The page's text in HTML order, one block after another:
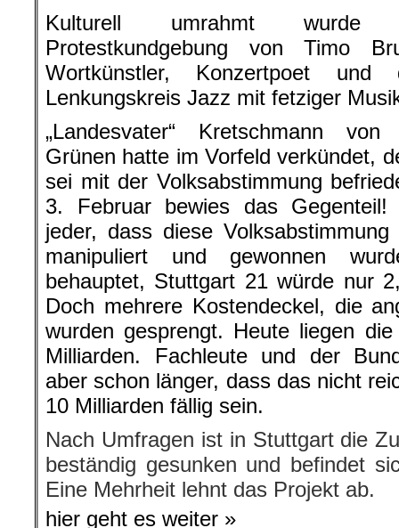
Kulturell umrahmt wurde
Protestkundgebung von Timo
Wortkünstler, Konzertpoet und
Lenkungskreis Jazz mit fetziger
„Landesvater“ Kretschmann von
Grünen hatte im Vorfeld verkündet,
sei mit der Volksabstimmung
3. Februar bewies das
jeder, dass diese
manipuliert und gewonnen
behauptet, Stuttgart 21 würde nur
Doch mehrere Kostendeckel, die
wurden gesprengt. Heute liegen
Milliarden. Fachleute und der
aber schon länger, dass das nicht
10 Milliarden fällig sein.
Nach Umfragen ist in Stuttgart die
beständig gesunken und befindet
Eine Mehrheit lehnt das Projekt ab.
hier geht es weiter »